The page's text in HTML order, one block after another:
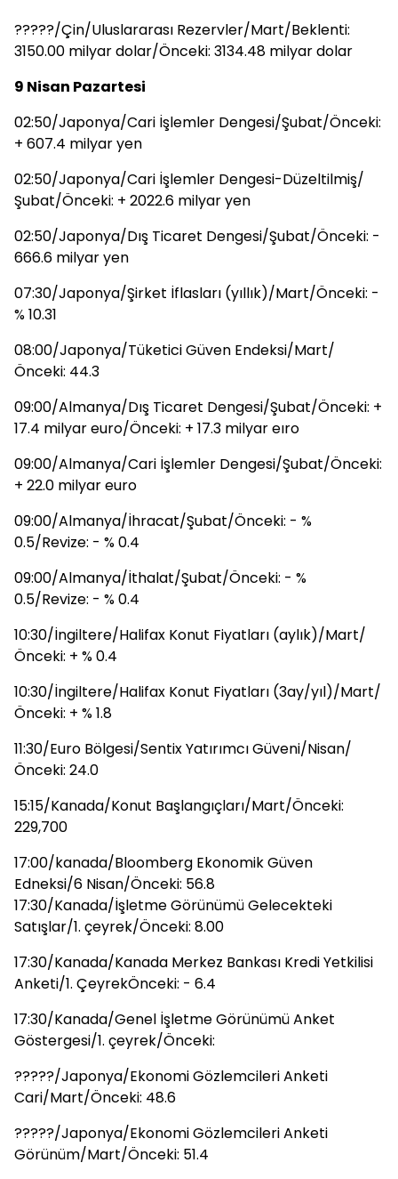
?????/Çin/Uluslararası Rezervler/Mart/Beklenti:
3150.00 milyar dolar/Önceki: 3134.48 milyar dolar
9 Nisan Pazartesi
02:50/Japonya/Cari İşlemler Dengesi/Şubat/Önceki:
+ 607.4 milyar yen
02:50/Japonya/Cari İşlemler Dengesi-Düzeltilmiş/
Şubat/Önceki: + 2022.6 milyar yen
02:50/Japonya/Dış Ticaret Dengesi/Şubat/Önceki: -
666.6 milyar yen
07:30/Japonya/Şirket İflasları (yıllık)/Mart/Önceki: -
% 10.31
08:00/Japonya/Tüketici Güven Endeksi/Mart/
Önceki: 44.3
09:00/Almanya/Dış Ticaret Dengesi/Şubat/Önceki: +
17.4 milyar euro/Önceki: + 17.3 milyar eıro
09:00/Almanya/Cari İşlemler Dengesi/Şubat/Önceki:
+ 22.0 milyar euro
09:00/Almanya/İhracat/Şubat/Önceki: - %
0.5/Revize: - % 0.4
09:00/Almanya/İthalat/Şubat/Önceki: - %
0.5/Revize: - % 0.4
10:30/İngiltere/Halifax Konut Fiyatları (aylık)/Mart/
Önceki: + % 0.4
10:30/İngiltere/Halifax Konut Fiyatları (3ay/yıl)/Mart/
Önceki: + % 1.8
11:30/Euro Bölgesi/Sentix Yatırımcı Güveni/Nisan/
Önceki: 24.0
15:15/Kanada/Konut Başlangıçları/Mart/Önceki:
229,700
17:00/kanada/Bloomberg Ekonomik Güven
Edneksi/6 Nisan/Önceki: 56.8
17:30/Kanada/İşletme Görünümü Gelecekteki
Satışlar/1. çeyrek/Önceki: 8.00
17:30/Kanada/Kanada Merkez Bankası Kredi Yetkilisi
Anketi/1. ÇeyrekÖnceki: - 6.4
17:30/Kanada/Genel İşletme Görünümü Anket
Göstergesi/1. çeyrek/Önceki:
?????/Japonya/Ekonomi Gözlemcileri Anketi
Cari/Mart/Önceki: 48.6
?????/Japonya/Ekonomi Gözlemcileri Anketi
Görünüm/Mart/Önceki: 51.4